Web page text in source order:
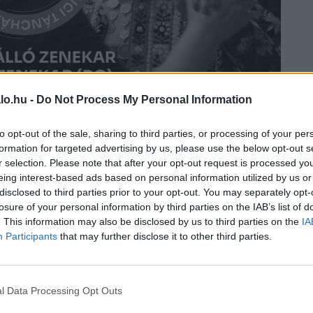
- Do Not Process My Personal Information
opt-out of the sale, sharing to third parties, or processing of your
for targeted advertising by us, please use the below opt-out
selection. Please note that after your opt-out request is processed
interest-based ads based on personal information utilized by us
to third parties prior to your opt-out. You may separately
of your personal information by third parties on the IAB’s list of
This information may also be disclosed by us to third parties on the
Participants that may further disclose it to other third parties.
Data Processing Opt Outs
évben, úgy idén is minden második csütörtökön
vagy későn, párban, vagy pár nélkül,
van a táncház! Június 27-én, az Óbudai
perdülünk-fordulunk.